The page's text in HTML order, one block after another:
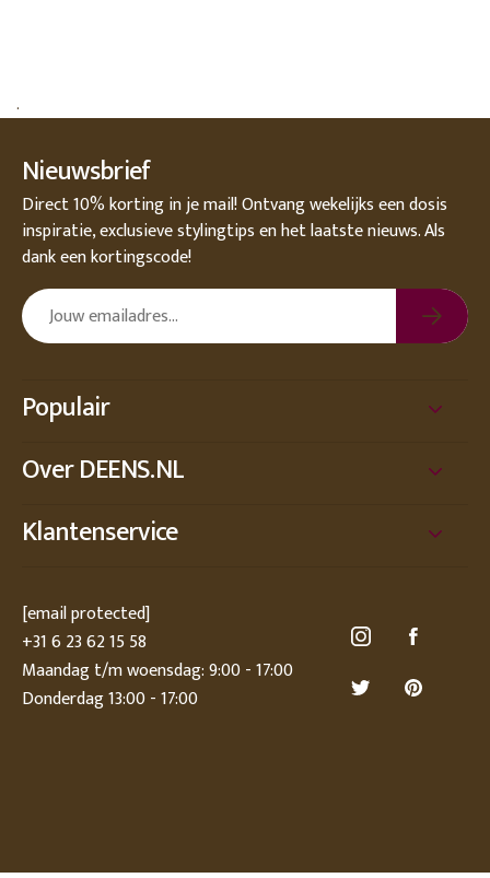
.
Nieuwsbrief
Direct 10% korting in je mail! Ontvang wekelijks een dosis
inspiratie, exclusieve stylingtips en het laatste nieuws. Als
dank een kortingscode!
Populair
Over DEENS.NL
Klantenservice
[email protected]
+31 6 23 62 15 58
Maandag t/m woensdag: 9:00 - 17:00
Donderdag 13:00 - 17:00